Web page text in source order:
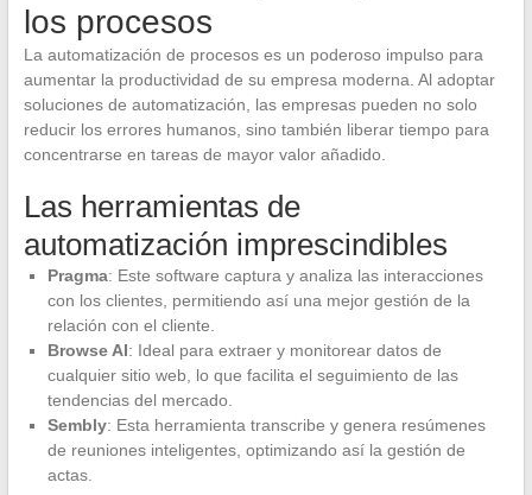
los procesos
La automatización de procesos es un poderoso impulso para
aumentar la productividad de su empresa moderna. Al adoptar
soluciones de automatización, las empresas pueden no solo
reducir los errores humanos, sino también liberar tiempo para
concentrarse en tareas de mayor valor añadido.
Las herramientas de
automatización imprescindibles
Pragma: Este software captura y analiza las interacciones
con los clientes, permitiendo así una mejor gestión de la
relación con el cliente.
Browse AI: Ideal para extraer y monitorear datos de
cualquier sitio web, lo que facilita el seguimiento de las
tendencias del mercado.
Sembly: Esta herramienta transcribe y genera resúmenes
de reuniones inteligentes, optimizando así la gestión de
actas.